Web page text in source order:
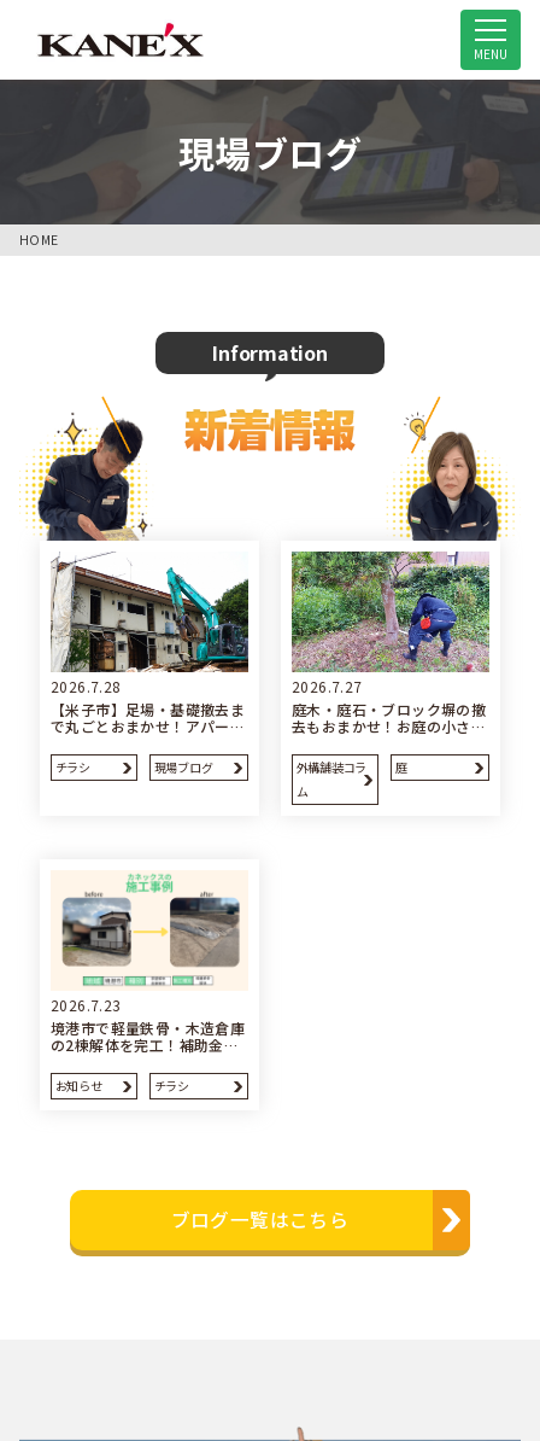
米子市の解体工事専門MENU
現場ブログ
HOME
Information
2026.7.28
【米子市】足場・基礎撤去ま
で丸ごとおまかせ！アパー…
チラシ 現場ブログ
2026.7.27
庭木・庭石・ブロック塀の撤
去もおまかせ！お庭の小さ…
外構舗装コラ
ム
庭
2026.7.23
境港市で軽量鉄骨・木造倉庫
の2棟解体を完工！補助金…
お知らせ チラシ
ブログ一覧はこちら